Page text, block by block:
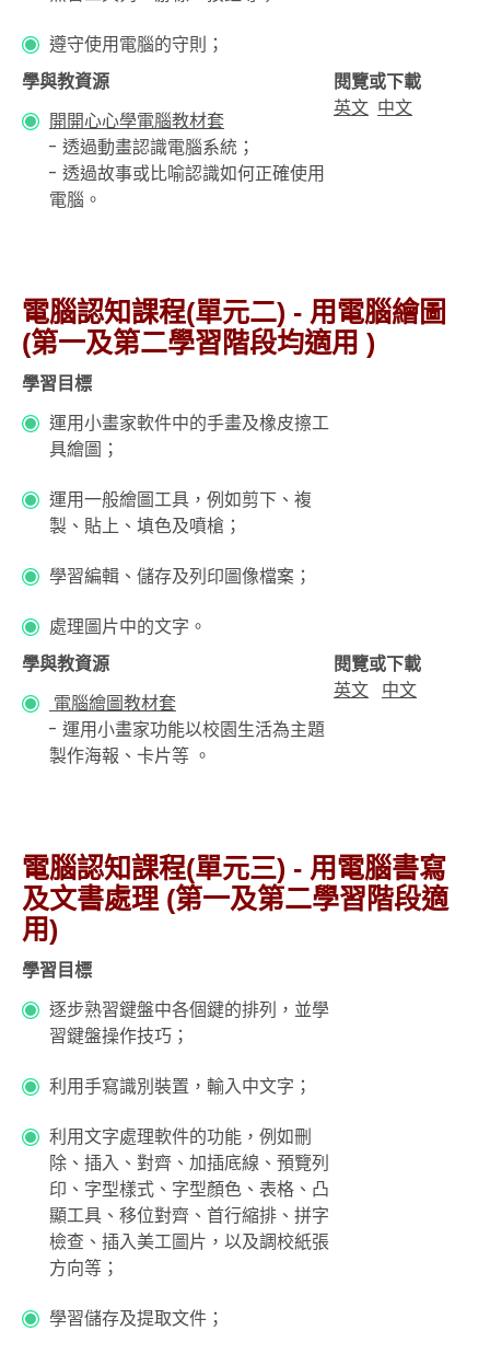
遵守使用電腦的守則；
學與教資源
閱覽或下載
開開心心學電腦教材套
- 透過動畫認識電腦系統；
- 透過故事或比喻認識如何正確使用
電腦。
英文 中文
電腦認知課程(單元二) - 用電腦繪圖
(第一及第二學習階段均適用 )
學習目標
運用小畫家軟件中的手畫及橡皮擦工
具繪圖；
運用一般繪圖工具，例如剪下、複
製、貼上、填色及噴槍；
學習編輯、儲存及列印圖像檔案；
處理圖片中的文字。
學與教資源
閱覽或下載
電腦繪圖教材套
- 運用小畫家功能以校園生活為主題
製作海報、卡片等 。
英文 中文
電腦認知課程(單元三) - 用電腦書寫
及文書處理 (第一及第二學習階段適
用)
學習目標
逐步熟習鍵盤中各個鍵的排列，並學
習鍵盤操作技巧；
利用手寫識別裝置，輸入中文字；
利用文字處理軟件的功能，例如刪
除、插入、對齊、加插底線、預覽列
印、字型樣式、字型顏色、表格、凸
顯工具、移位對齊、首行縮排、拼字
檢查、插入美工圖片，以及調校紙張
方向等；
學習儲存及提取文件；